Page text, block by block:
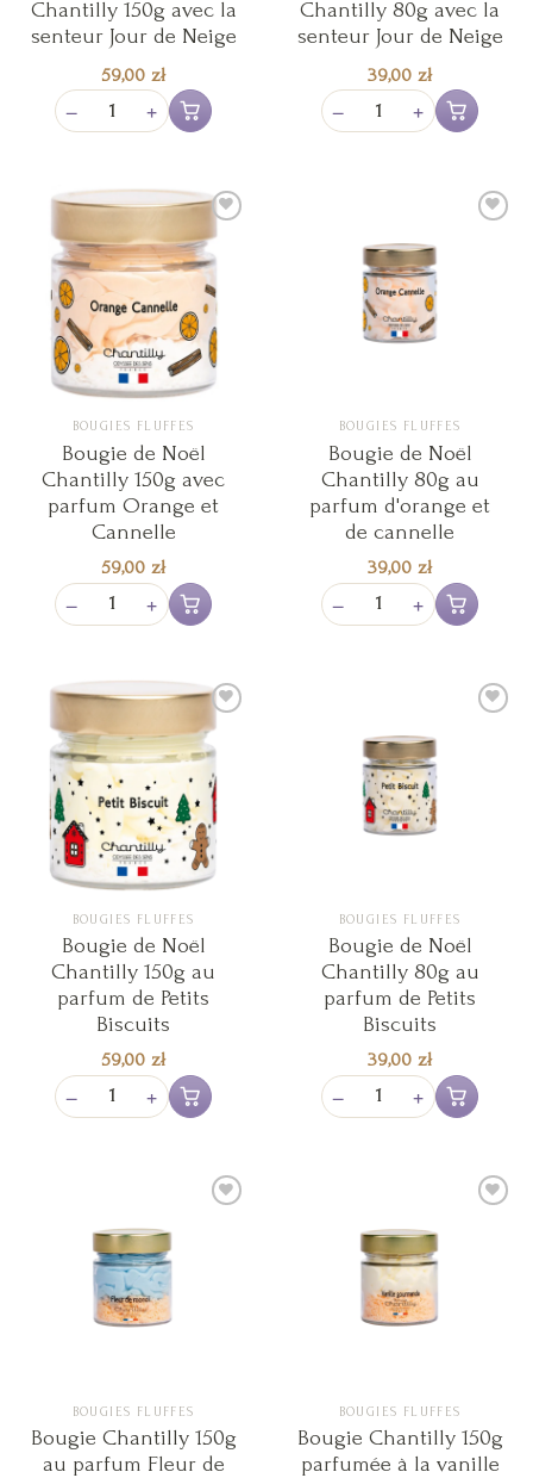
Chantilly 150g avec la
senteur Jour de Neige
59,00 zł
− + Ajouter au panier
Chantilly 80g avec la
senteur Jour de Neige
39,00 zł
− + Ajouter au
Ajouter
à la liste
de
souhaits
BOUGIES FLUFFES
Bougie de Noël
Chantilly 150g avec
parfum Orange et
Cannelle
59,00 zł
− + Ajouter au panier
BOUGIES FLUFFES
Bougie de Noël
Chantilly 80g au
parfum d'orange et
de cannelle
39,00 zł
− + Ajouter au
Ajouter
de
souhaits
BOUGIES FLUFFES
Bougie de Noël
Chantilly 150g au
parfum de Petits
Biscuits
59,00 zł
− + Ajouter au panier
BOUGIES FLUFFES
Bougie de Noël
Chantilly 80g au
parfum de Petits
Biscuits
39,00 zł
− + Ajouter au
BOUGIES FLUFFES
Bougie Chantilly 150g
au parfum Fleur de
BOUGIES FLUFFES
Bougie Chantilly 150g
parfumée à la vanille